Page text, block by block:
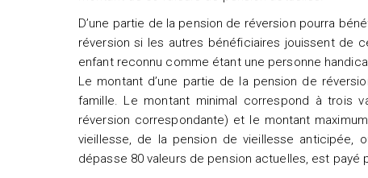
D’une partie de la pension de réversion pourra
réversion si les autres bénéficiaires jouissent de
enfant reconnu comme étant une personne
Le montant d’une partie de la pension de
famille. Le montant minimal correspond à trois
réversion correspondante) et le montant
vieillesse, de la pension de vieillesse anticipée,
dépasse 80 valeurs de pension actuelles, est payé